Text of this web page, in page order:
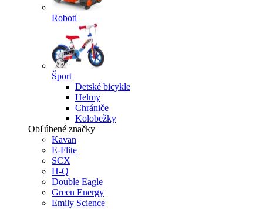
Roboti
Šport
Detské bicykle
Helmy
Chrániče
Kolobežky
Obľúbené značky
Kavan
E-Flite
SCX
H-Q
Double Eagle
Green Energy
Emily Science